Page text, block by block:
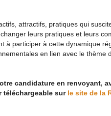
attractifs, pratiques qui
leurs pratiques et leurs
à participer à cette dynamique
en lien avec le thème
candidature en renvoyant,
téléchargeable sur le site de la